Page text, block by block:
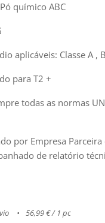
químico ABC
aplicáveis: Classe A ,
para T2 +
todas as normas
por Empresa Parceira
de relatório
56,99 € / 1 pc